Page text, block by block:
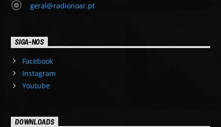
geral@radionoar.pt
SIGA-NOS
Facebook
Instagram
Youtube
DOWNLOADS